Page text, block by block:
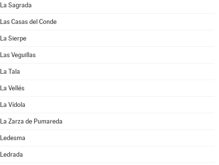
La Sagrada
Las Casas del Conde
La Sierpe
Las Veguillas
La Tala
La Vellés
La Vídola
La Zarza de Pumareda
Ledesma
Ledrada